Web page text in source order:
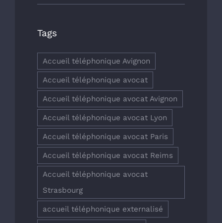
Tags
Accueil téléphonique Avignon
Accueil téléphonique avocat
Accueil téléphonique avocat Avignon
Accueil téléphonique avocat Lyon
Accueil téléphonique avocat Paris
Accueil téléphonique avocat Reims
Accueil téléphonique avocat
Strasbourg
accueil téléphonique externalisé